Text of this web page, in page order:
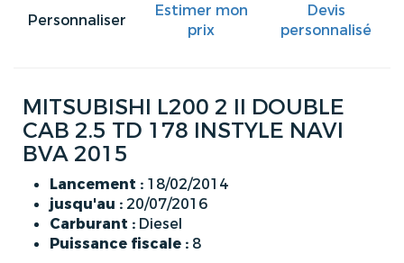
Personnaliser
Estimer mon
prix
Devis
personnalisé
MITSUBISHI L200 2 II DOUBLE
CAB 2.5 TD 178 INSTYLE NAVI
BVA 2015
Lancement : 18/02/2014
jusqu'au : 20/07/2016
Carburant : Diesel
Puissance fiscale : 8